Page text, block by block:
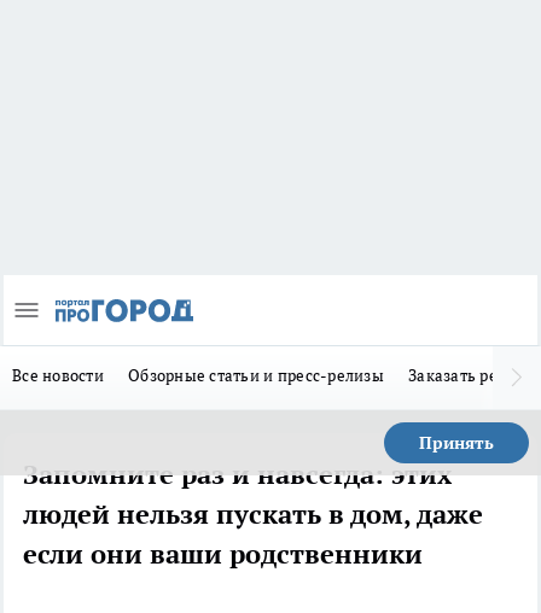
Все новости Обзорные статьи и пресс-релизы Заказать
Принять
Запомните раз и навсегда: этих
людей нельзя пускать в дом, даже
если они ваши родственники